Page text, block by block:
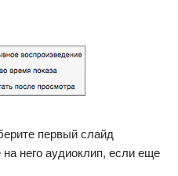
первый слайд
на него аудиоклип, если еще